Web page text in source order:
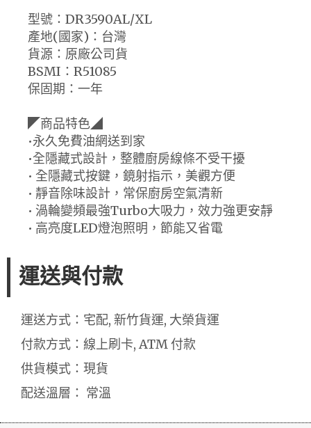
型號：DR3590AL/XL
產地(國家)：台灣
貨源：原廠公司貨
BSMI：R51085
保固期：一年
◤商品特色◢
•永久免費油網送到家
•全隱藏式設計，整體廚房線條不受干擾
• 全隱藏式按鍵，鏡射指示，美觀方便
• 靜音除味設計，常保廚房空氣清新
• 渦輪變頻最強Turbo大吸力，效力強更安靜
• 高亮度LED燈泡照明，節能又省電
運送與付款
運送方式：宅配, 新竹貨運, 大榮貨運
付款方式：線上刷卡, ATM 付款
供貨模式：現貨
配送溫層： 常溫